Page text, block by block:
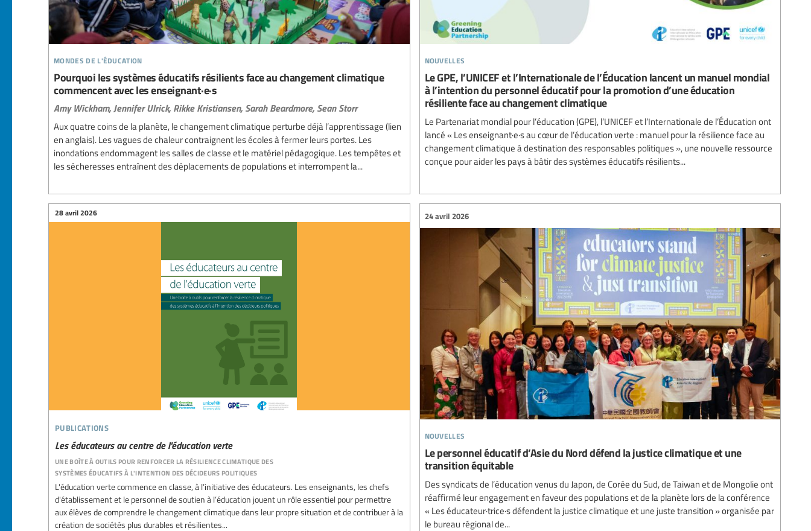
mondes de l'éducation
Pourquoi les systèmes éducatifs résilients face au changement climatique
commencent avec les enseignant·e·s
Amy Wickham,Jennifer Ulrick, Rikke Kristiansen, Sarah Beardmore, Sean Storr
Aux quatre coins de la planète, le changement climatique perturbe déjà l’apprentissage (lien
en anglais). Les vagues de chaleur contraignent les écoles à fermer leurs portes. Les
inondations endommagent les salles de classe et le matériel pédagogique. Les tempêtes et
les sécheresses entraînent des déplacements de populations et interrompent la...
nouvelles
Le GPE, l’UNICEF et l’Internationale de l’Éducation lancent un manuel mondial
à l’intention du personnel éducatif pour la promotion d’une éducation
résiliente face au changement climatique
Le Partenariat mondial pour l’éducation (GPE), l’UNICEF et l’Internationale de l’Éducation ont
lancé « Les enseignant·e·s au cœur de l’éducation verte : manuel pour la résilience face au
changement climatique à destination des responsables politiques », une nouvelle ressource
conçue pour aider les pays à bâtir des systèmes éducatifs résilients...
publications
Les éducateurs au centre de l'éducation verte
une boîte à outils pour renforcer la résilience climatique des
systèmes éducatifs à l'intention des décideurs politiques
28 avril 2026
L'éducation verte commence en classe, à l’initiative des éducateurs. Les enseignants, les chefs
d'établissement et le personnel de soutien à l’éducation jouent un rôle essentiel pour permettre
aux élèves de comprendre le changement climatique dans leur propre situation et de contribuer à la
création de sociétés plus durables et résilientes...
nouvelles
24 avril 2026
Le personnel éducatif d’Asie du Nord défend la justice climatique et une
transition équitable
Des syndicats de l’éducation venus du Japon, de Corée du Sud, de Taiwan et de Mongolie ont
réaffirmé leur engagement en faveur des populations et de la planète lors de la conférence
« Les éducateur·trice·s défendent la justice climatique et une juste transition » organisée par
le bureau régional de...